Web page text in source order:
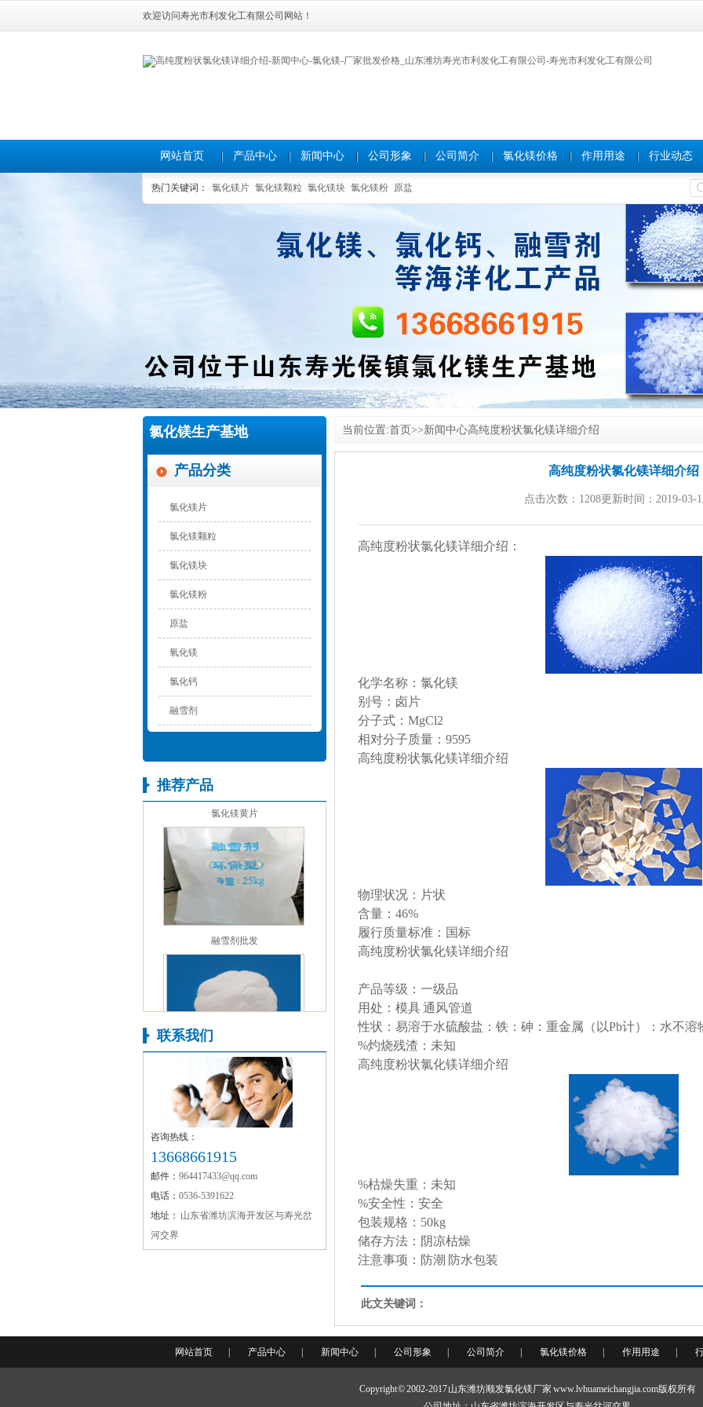
欢迎访问寿光市利发化工有限公司网站！
网站首页 产品中心 新闻中心 公司形象 公司简介 氯化镁价格 作用用途 行业动态
热门关键词： 氯化镁片 氯化镁颗粒 氯化镁块 氯化镁粉 原盐
氯化镁生产基地
产品分类
氯化镁片
氯化镁颗粒
氯化镁块
氯化镁粉
原盐
氧化镁
氯化钙
融雪剂
推荐产品
氯化镁黄片
氧化镁
氯化镁黄片
联系我们
咨询热线：
13668661915
邮件： 964417433@qq.com
电话： 0536-5391622
地址： 山东省潍坊滨海开发区与寿光岔
河交界
当前位置:首页 >>新闻中心高纯度粉状氯化镁详细介绍
高纯度粉状氯化镁详细介绍
点击次数：1208更新时间：2019-03-
高纯度粉状氯化镁详细介绍：
化学名称： 氯化镁
别号：卤片
分子式：MgCl2
相对分子质量：9595
高纯度粉状氯化镁详细介绍
物理状况：片状
含量：46%
履行质量标准：国标
高纯度粉状氯化镁详细介绍
产品等级：一级品
用处：模具 通风管道
性状：易溶于水硫酸盐：铁：砷：重金属（以Pb计）：水不溶
%灼烧残渣：未知
高纯度粉状氯化镁详细介绍
%枯燥失重：未知
%安全性：安全
包装规格：50kg
储存方法：阴凉枯燥
注意事项：防潮 防水包装
此文关键词：
网站首页 产品中心 新闻中心 公司形象 公司简介 氯化镁价格 作用用途
Copyright © 2002-2017 山东潍坊顺发氯化镁厂家 www.lvhuameichangjia.com版权所有